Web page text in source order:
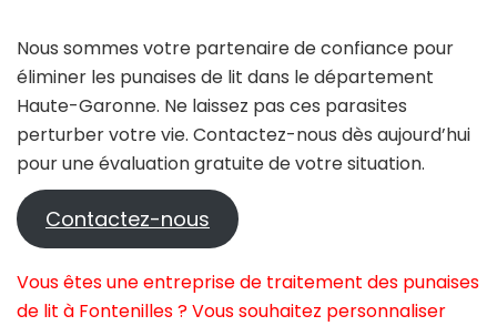
Nous sommes votre partenaire de confiance pour
éliminer les punaises de lit dans le département
Haute-Garonne. Ne laissez pas ces parasites
perturber votre vie. Contactez-nous dès aujourd’hui
pour une évaluation gratuite de votre situation.
Contactez-nous
Vous êtes une entreprise de traitement des punaises
de lit à Fontenilles ? Vous souhaitez personnaliser